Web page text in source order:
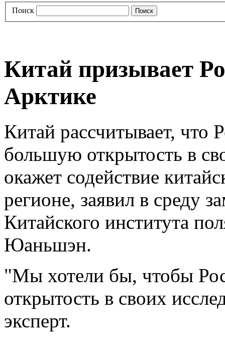
Поиск
Китай призывает
Арктике
Китай рассчитывает, что
большую открытость в
окажет содействие
регионе, заявил в среду
Китайского института
Юаньшэн.
"Мы хотели бы, чтобы
открытость в своих
эксперт.